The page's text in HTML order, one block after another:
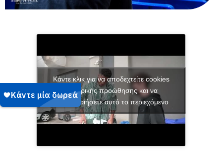
Κάντε κλικ για να αποδεχτείτε cookies
εμπορικής προώθησης και να
ενεργοποιήσετε αυτό το περιεχόμενο